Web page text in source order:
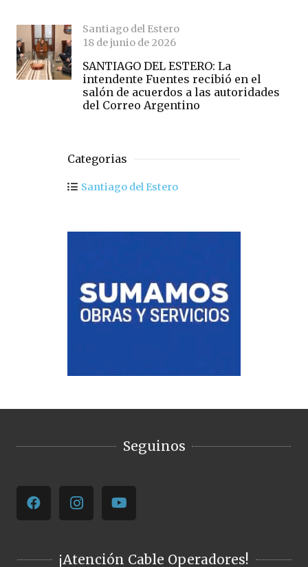
Santiago del Estero
18 de junio de 2026
SANTIAGO DEL ESTERO: La
intendente Fuentes recibió en el
salón de acuerdos a las autoridades
del Correo Argentino
Categorias
Santiago del Estero
Seguinos
¡Atención Cable Operadores!